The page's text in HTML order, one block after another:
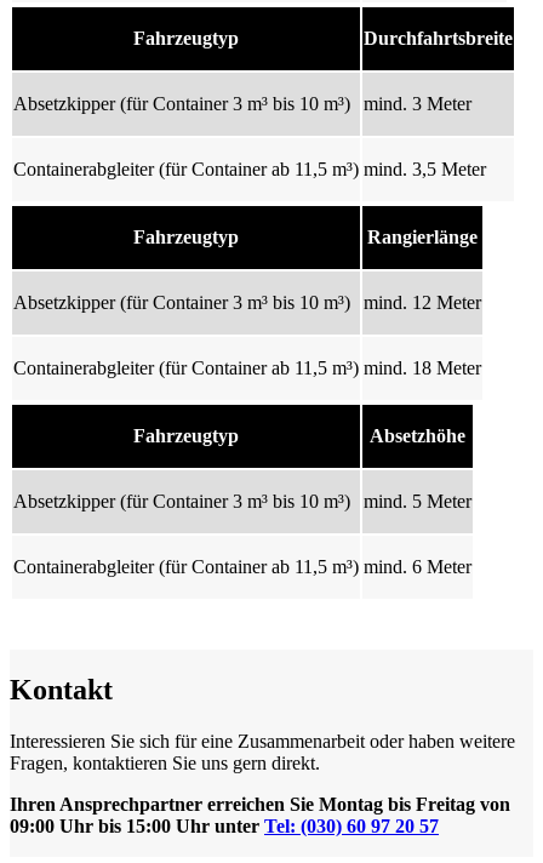
Fahrzeugtyp Durchfahrtsbreite
Absetzkipper (für Container 3 m³ bis 10 m³) mind. 3 Meter
Containerabgleiter (für Container ab 11,5 m³) mind. 3,5 Meter
Fahrzeugtyp Rangierlänge
Absetzkipper (für Container 3 m³ bis 10 m³) mind. 12 Meter
Containerabgleiter (für Container ab 11,5 m³) mind. 18 Meter
Fahrzeugtyp Absetzhöhe
Absetzkipper (für Container 3 m³ bis 10 m³) mind. 5 Meter
Containerabgleiter (für Container ab 11,5 m³) mind. 6 Meter
Kontakt
Interessieren Sie sich für eine Zusammenarbeit oder haben weitere
Fragen, kontaktieren Sie uns gern direkt.
Ihren Ansprechpartner erreichen Sie Montag bis Freitag von
09:00 Uhr bis 15:00 Uhr unter Tel: (030) 60 97 20 57